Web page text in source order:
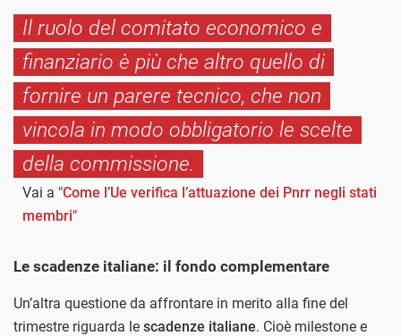
Il ruolo del comitato economico e
finanziario è più che altro quello di
fornire un parere tecnico, che non
vincola in modo obbligatorio le scelte
della commissione.
Vai a "Come l’Ue verifica l’attuazione dei Pnrr negli stati
membri"
Le scadenze italiane: il fondo complementare
Un’altra questione da affrontare in merito alla fine del
trimestre riguarda le scadenze italiane. Cioè milestone e